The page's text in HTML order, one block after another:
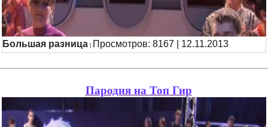
Большая разница Просмотров: 8167 | 12.11.2013
Пародия на Топ Гир